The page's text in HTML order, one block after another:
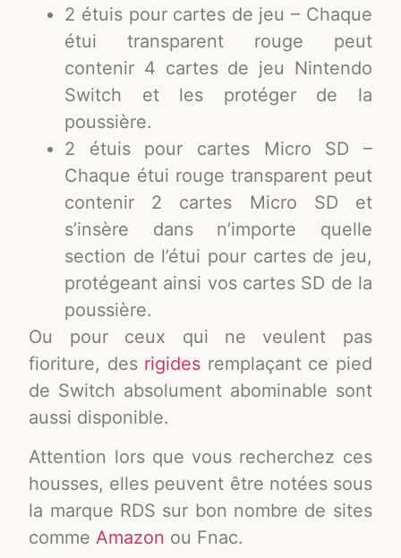
2 étuis pour cartes de jeu – Chaque
étui transparent rouge peut
contenir 4 cartes de jeu Nintendo
Switch et les protéger de la
poussière.
2 étuis pour cartes Micro SD –
Chaque étui rouge transparent peut
contenir 2 cartes Micro SD et
s’insère dans n’importe quelle
section de l’étui pour cartes de jeu,
protégeant ainsi vos cartes SD de la
poussière.
Ou pour ceux qui ne veulent pas
fioriture, des rigides remplaçant ce pied
de Switch absolument abominable sont
aussi disponible.
Attention lors que vous recherchez ces
housses, elles peuvent être notées sous
la marque RDS sur bon nombre de sites
commeAmazon ou Fnac.